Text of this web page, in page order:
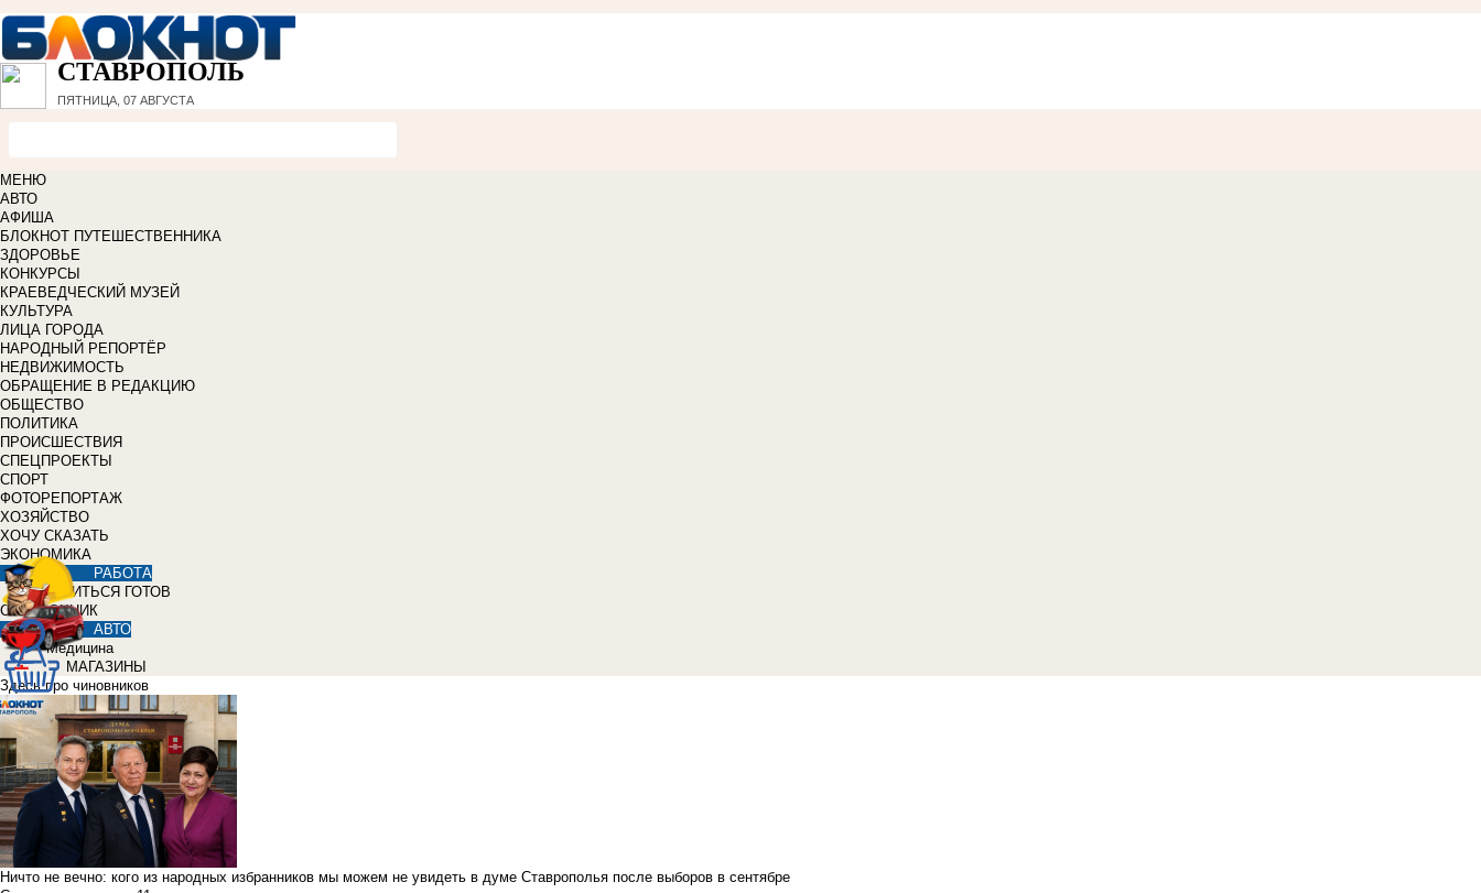
СТАВРОПОЛЬ
ПЯТНИЦА, 07 АВГУСТА
МЕНЮ
АВТО
АФИША
БЛОКНОТ ПУТЕШЕСТВЕННИКА
ЗДОРОВЬЕ
КОНКУРСЫ
КРАЕВЕДЧЕСКИЙ МУЗЕЙ
КУЛЬТУРА
ЛИЦА ГОРОДА
НАРОДНЫЙ РЕПОРТЁР
НЕДВИЖИМОСТЬ
ОБРАЩЕНИЕ В РЕДАКЦИЮ
ОБЩЕСТВО
ПОЛИТИКА
ПРОИСШЕСТВИЯ
СПЕЦПРОЕКТЫ
СПОРТ
ФОТОРЕПОРТАЖ
ХОЗЯЙСТВО
ХОЧУ СКАЗАТЬ
ЭКОНОМИКА
РАБОТА
УЧИТЬСЯ ГОТОВ
СПРАВОЧНИК
АВТО
Медицина
МАГАЗИНЫ
Здесь про чиновников
Ничто не вечно: кого из народных избранников мы можем не увидеть в думе Ставрополья после выборов в сентябре